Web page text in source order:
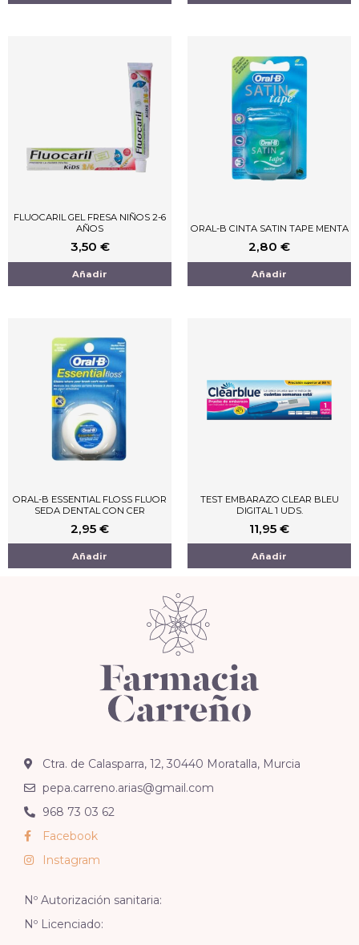
FLUOCARIL GEL FRESA NIÑOS 2-6
AÑOS
3,50 €
Añadir
ORAL-B CINTA SATIN TAPE MENTA
2,80 €
Añadir
ORAL-B ESSENTIAL FLOSS FLUOR
SEDA DENTAL CON CER
2,95 €
Añadir
TEST EMBARAZO CLEAR BLEU
DIGITAL 1 UDS.
11,95 €
Añadir
Ctra. de Calasparra, 12, 30440 Moratalla, Murcia
pepa.carreno.arias@gmail.com
968 73 03 62
Facebook
Instagram
Nº Autorización sanitaria:
Nº Licenciado: